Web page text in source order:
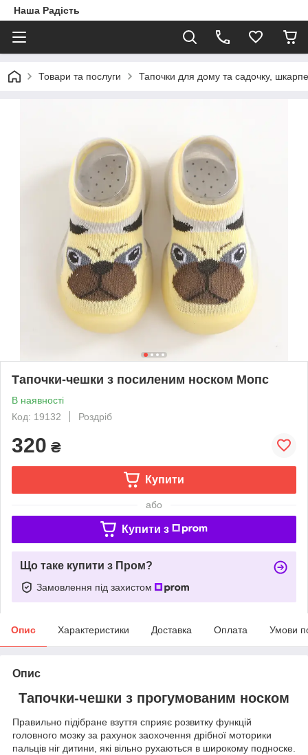
Наша Радість
Товари та послуги Тапочки для дому та садочку,
Тапочки-чешки з посиленим носком Мопс
В наявності
Код: 19132
Роздріб
320 ₴
Купити
або
Купити з
Що таке купити з Пром?
Замовлення під захистом
Опис Характеристики Доставка Оплата Умови
Опис
Тапочки-чешки з прогумованим носком
Правильно підібране взуття сприяє розвитку функцій
головного мозку за рахунок заохочення дрібної моторики
пальців ніг дитини, які вільно рухаються в широкому подноске.